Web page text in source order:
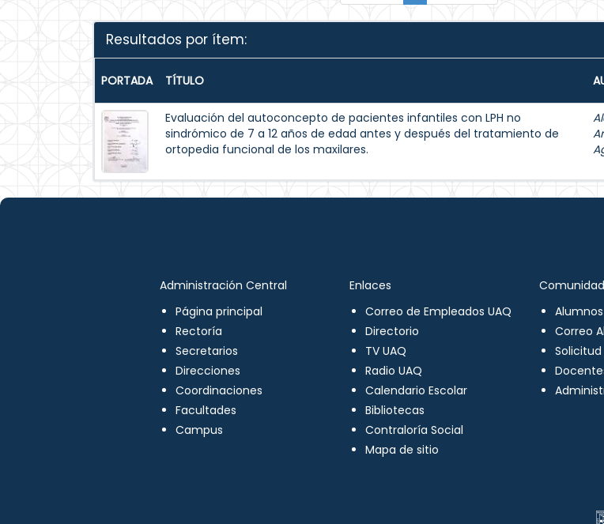
Resultados por ítem:
PORTADA TÍTULO
Evaluación del autoconcepto de pacientes infantiles con LPH no
sindrómico de 7 a 12 años de edad antes y después del tratamiento de
ortopedia funcional de los maxilares.
Administración Central
Página principal
Rectoría
Secretarios
Direcciones
Coordinaciones
Facultades
Campus
Enlaces
Correo de Empleados UAQ
Directorio
TV UAQ
Radio UAQ
Calendario Escolar
Bibliotecas
Contraloría Social
Mapa de sitio
Alumnos
Correo